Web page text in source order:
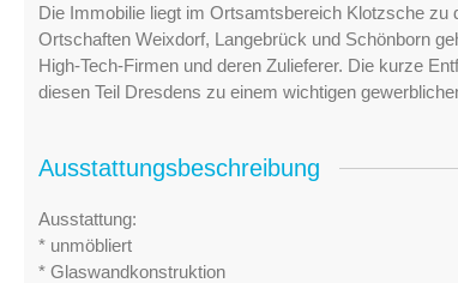
Die Immobilie liegt im Ortsamtsbereich Klotzsche
Ortschaften Weixdorf, Langebrück und Schönborn
High-Tech-Firmen und deren Zulieferer. Die kurze
diesen Teil Dresdens zu einem wichtigen
Ausstattungsbeschreibung
Ausstattung:
* unmöbliert
* Glaswandkonstruktion